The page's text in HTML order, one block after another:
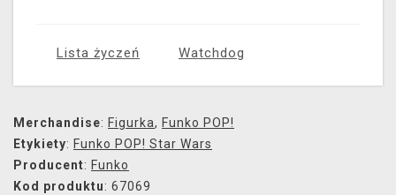
Lista życzeń Watchdog
Merchandise: Figurka, Funko POP!
Etykiety: Funko POP! Star Wars
Producent: Funko
Kod produktu: 67069